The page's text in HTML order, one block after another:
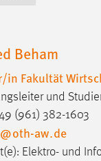
Beham
in Fakultät
und
(961) 382-1603
@oth-aw.de
Elektro- und